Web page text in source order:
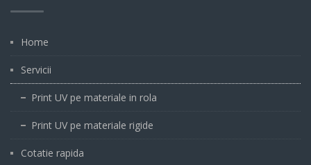
Home
Servicii
Print UV pe materiale in rola
Print UV pe materiale rigide
Cotatie rapida